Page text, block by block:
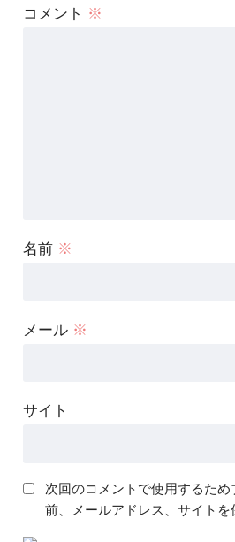
コメント ※
名前 ※
メール ※
サイト
次回のコメントで使用するた
前、メールアドレス、サイトを